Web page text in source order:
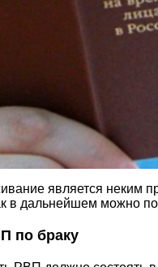
является неким
в дальнейшем можно
по браку